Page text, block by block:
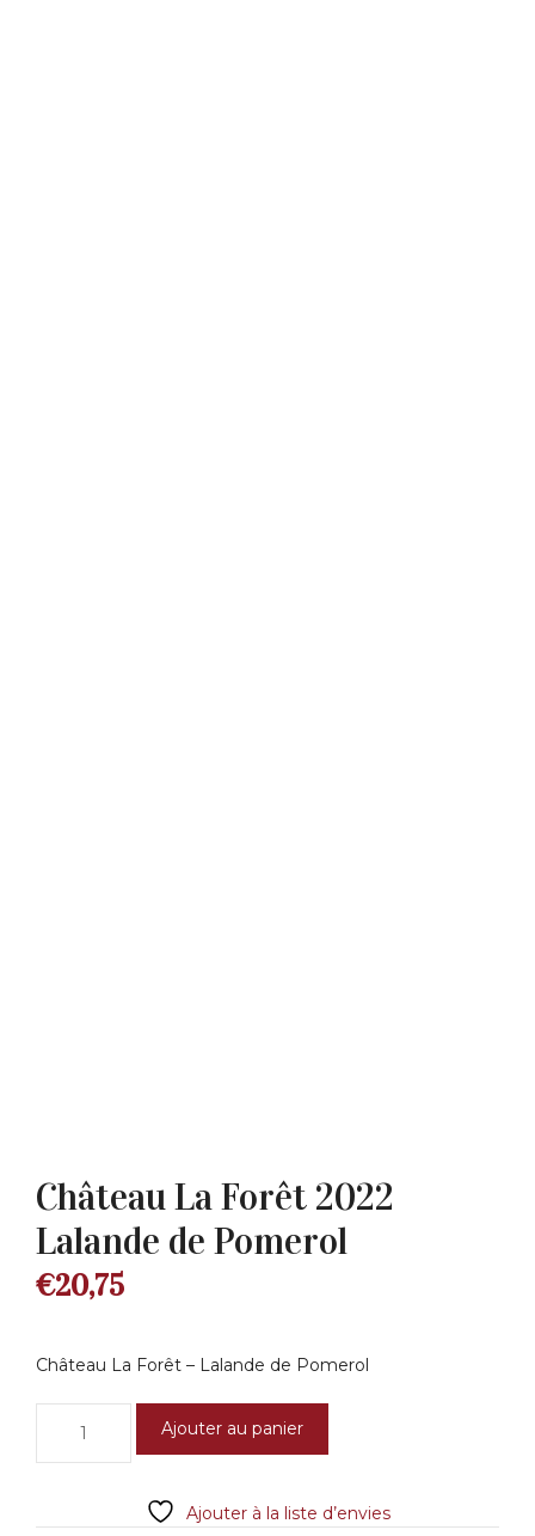
Château La Forêt 2022
Lalande de Pomerol
€20,75
Château La Forêt – Lalande de Pomerol
Château
Ajouter au panier
Ajouter à la liste d’envies